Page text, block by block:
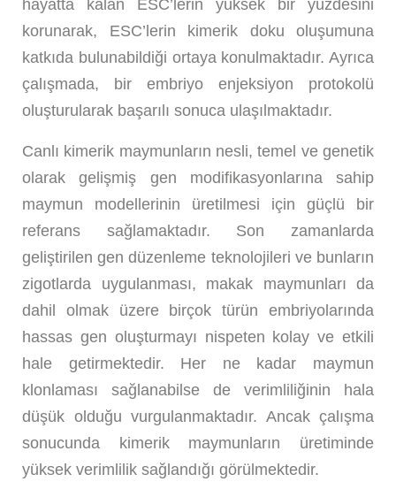
hayatta kalan ESC’lerin yüksek bir yüzdesini
korunarak, ESC’lerin kimerik doku oluşumuna
katkıda bulunabildiği ortaya konulmaktadır. Ayrıca
çalışmada, bir embriyo enjeksiyon protokolü
oluşturularak başarılı sonuca ulaşılmaktadır.
Canlı kimerik maymunların nesli, temel ve genetik
olarak gelişmiş gen modifikasyonlarına sahip
maymun modellerinin üretilmesi için güçlü bir
referans sağlamaktadır. Son zamanlarda
geliştirilen gen düzenleme teknolojileri ve bunların
zigotlarda uygulanması, makak maymunları da
dahil olmak üzere birçok türün embriyolarında
hassas gen oluşturmayı nispeten kolay ve etkili
hale getirmektedir. Her ne kadar maymun
klonlaması sağlanabilse de verimliliğinin hala
düşük olduğu vurgulanmaktadır. Ancak çalışma
sonucunda kimerik maymunların üretiminde
yüksek verimlilik sağlandığı görülmektedir.